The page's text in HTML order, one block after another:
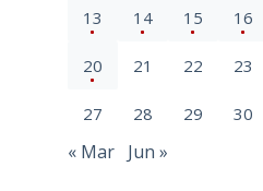
13 14 15 16
20 21 22 23
27 28 29 30
« Mar Jun »